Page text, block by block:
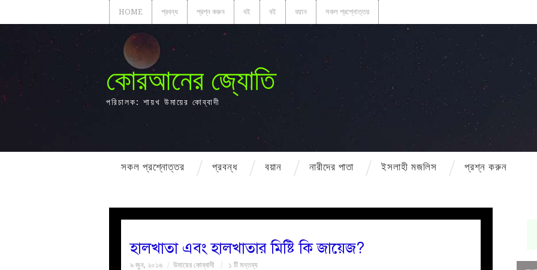
HOME প্রবন্ধ প্রশ্ন করুন বই বই বয়ান সকল প্রশ্নোত্তর
কোরআনের জ্যোতি
পরিচালক: শায়খ উমায়ের কোব্বাদী
সকল প্রশ্নোত্তর প্রবন্ধ বয়ান নারীদের পাতা ইসলাহী মজলিস প্রশ্ন করুন
হালখাতা এবং হালখাতার মিষ্টি কি জায়েজ?
৯ জুন, ২০১৬ উমায়ের কোব্বাদী ১ টি মন্তব্য